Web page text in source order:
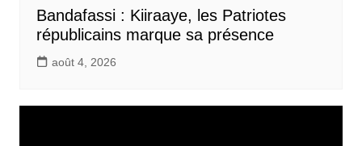
Bandafassi : Kiiraaye, les Patriotes
républicains marque sa présence
août 4, 2026